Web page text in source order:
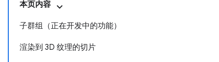
本页内容
子群组（正在开发中的功能）
渲染到 3D 纹理的切片